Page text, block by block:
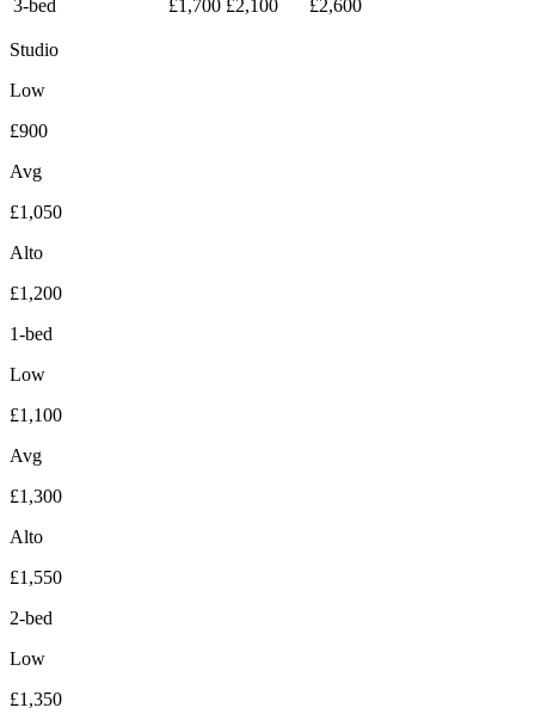
3-bed
£1,700 £2,100 £2,600
Studio
Low
£900
Avg
£1,050
Alto
£1,200
1-bed
Low
£1,100
Avg
£1,300
Alto
£1,550
2-bed
Low
£1,350